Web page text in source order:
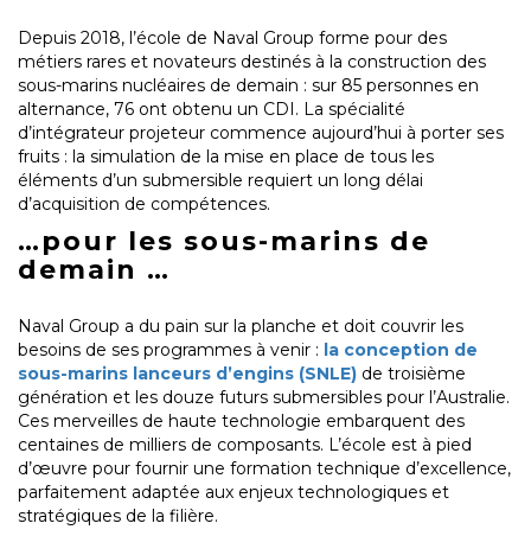
Depuis 2018, l’école de Naval Group forme pour des
métiers rares et novateurs destinés à la construction des
sous-marins nucléaires de demain : sur 85 personnes en
alternance, 76 ont obtenu un CDI. La spécialité
d’intégrateur projeteur commence aujourd’hui à porter ses
fruits : la simulation de la mise en place de tous les
éléments d’un submersible requiert un long délai
d’acquisition de compétences.
…pour les sous-marins de
demain …
Naval Group a du pain sur la planche et doit couvrir les
besoins de ses programmes à venir : la conception de
sous-marins lanceurs d’engins (SNLE) de troisième
génération et les douze futurs submersibles pour l’Australie.
Ces merveilles de haute technologie embarquent des
centaines de milliers de composants. L’école est à pied
d’œuvre pour fournir une formation technique d’excellence,
parfaitement adaptée aux enjeux technologiques et
stratégiques de la filière.